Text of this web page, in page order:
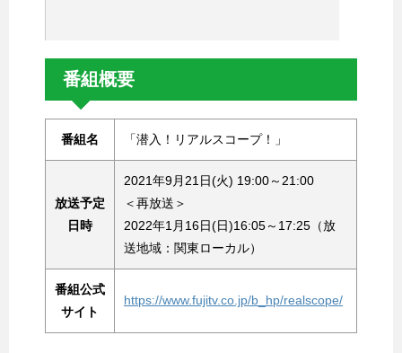
番組概要
番組名 「潜入！リアルスコープ！」
放送予定
日時
2021年9月21日(火) 19:00～21:00
＜再放送＞
2022年1月16日(日)16:05～17:25（放
送地域：関東ローカル）
番組公式
サイト
https://www.fujitv.co.jp/b_hp/realscope/